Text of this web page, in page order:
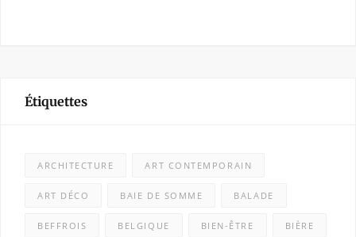
Étiquettes
ARCHITECTURE ART CONTEMPORAIN
ART DÉCO BAIE DE SOMME BALADE
BEFFROIS BELGIQUE BIEN-ÊTRE BIÈRE